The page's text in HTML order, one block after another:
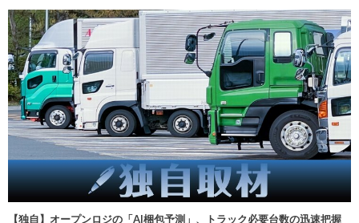
【独自】オープンロジの「AI梱包予測」、トラック必要台数の迅速把握